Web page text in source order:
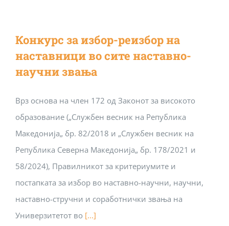
Конкурс за избор-реизбор на
наставници во сите наставно-
научни звања
Врз основа на член 172 од Законот за високото
образование („Службен весник на Република
Македонија„ бр. 82/2018 и „Службен весник на
Република Северна Македонија„ бр. 178/2021 и
58/2024), Правилникот за критериумите и
постапката за избор во наставно-научни, научни,
наставно-стручни и соработнички звања на
Универзитетот во [...]